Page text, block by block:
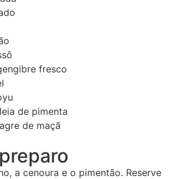
fresco
de pimenta
de maçã
a cenoura e o pimentão. Reserve